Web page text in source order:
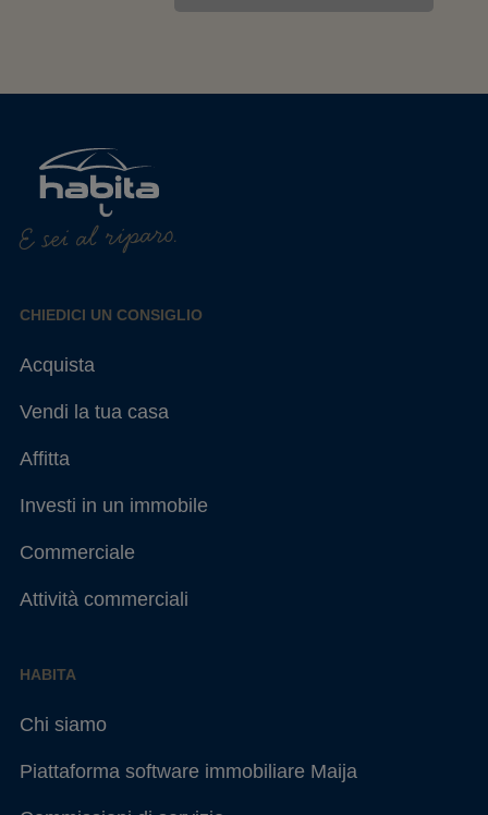
E sei al riparo.
CHIEDICI UN CONSIGLIO
Acquista
Vendi la tua casa
Affitta
Investi in un immobile
Commerciale
Attività commerciali
HABITA
Chi siamo
Piattaforma software immobiliare Maija